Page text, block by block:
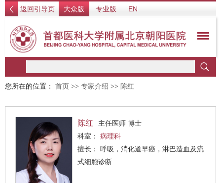
返回引导页 大众版 专业版 EN
您所在的位置： 首页 >> 专家介绍 >> 陈红
陈红
主任医师 博士
科室： 病理科
擅长： 呼吸，消化道早癌，淋巴造血及流
式细胞诊断